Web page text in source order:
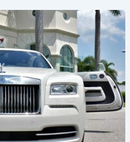
ورشة
رولز
رويس
الدمام
–
ورشة
رولز
رويس
الخبر